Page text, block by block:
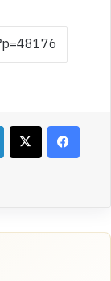
فيسبوك‫X